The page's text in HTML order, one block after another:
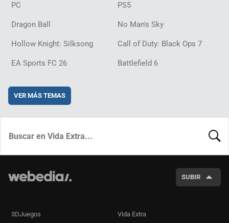
PC PS5
Dragon Ball No Man's Sky
Hollow Knight: Silksong Call of Duty: Black Ops 7
EA Sports FC 26 Battlefield 6
VER MÁS TEMAS
SUBIR
3DJuegos Vida Extra